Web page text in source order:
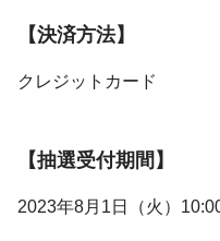
【決済方法】
クレジットカード
【抽選受付期間】
2023年8月1日（火）